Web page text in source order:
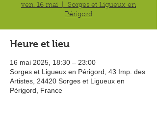
ven. 16 mai
Sorges et Ligueux en
Périgord
Heure et lieu
16 mai 2025, 18:30 – 23:00
Sorges et Ligueux en Périgord, 43 Imp. des
Artistes, 24420 Sorges et Ligueux en
Périgord, France